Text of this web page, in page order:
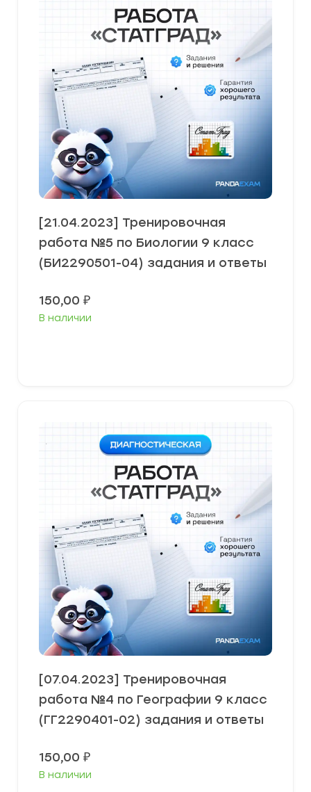
[21.04.2023] Тренировочная
работа №5 по Биологии 9 класс
(БИ2290501-04) задания и ответы
150,00 ₽
В наличии
[07.04.2023] Тренировочная
работа №4 по Географии 9 класс
(ГГ2290401-02) задания и ответы
150,00 ₽
В наличии